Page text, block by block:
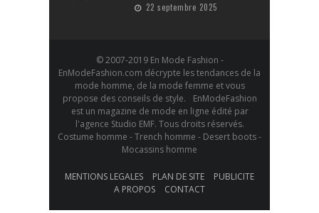
22 septembre 2025
© 2007-2019 En Mode Fashion -
EnModeFashion.com décrypte les tendances de la
mode homme, de la mode femme et vous
propose des conseils de style. EnModeFashion
est un magazine de mode en ligne édité par
l'agence Studio EMF. Tous droits réservés.
Costume homme - Trench homme - Desert boots -
Mocassins homme
MENTIONS LEGALES PLAN DE SITE
PUBLICITE
A PROPOS
CONTACT